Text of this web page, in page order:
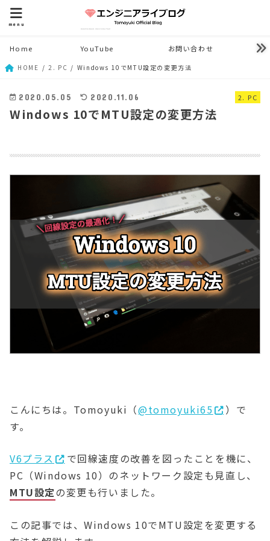
menu
Home YouTube お問い合わせ
HOME 2. PC Windows 10でMTU設定の変更方法
2. PC
2020.05.05 2020.11.06
Windows 10でMTU設定の変更方法
こんにちは。Tomoyuki（@tomoyuki65
）で
す。
V6プラス
で回線速度の改善を図ったことを機に、
PC（Windows 10）のネットワーク設定も見直し、
MTU設定の変更も行いました。
この記事では、Windows 10でMTU設定を変更する